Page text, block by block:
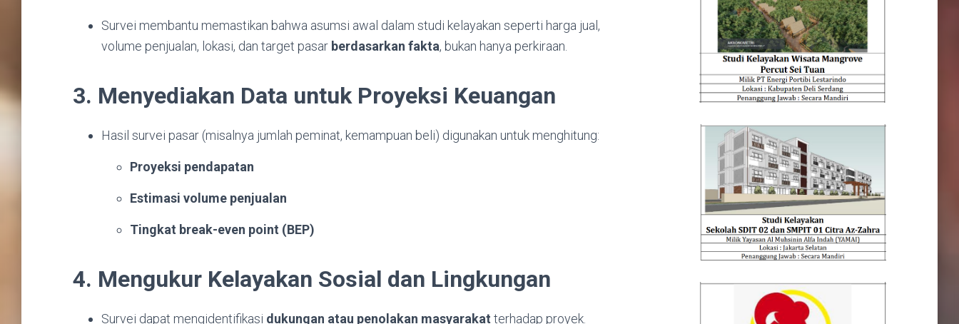
Survei membantu memastikan bahwa asumsi awal dalam studi kelayakan seperti harga jual,
volume penjualan, lokasi, dan target pasar berdasarkan fakta, bukan hanya perkiraan.
3. Menyediakan Data untuk Proyeksi Keuangan
Hasil survei pasar (misalnya jumlah peminat, kemampuan beli) digunakan untuk menghitung:
Proyeksi pendapatan
Estimasi volume penjualan
Tingkat break-even point (BEP)
4. Mengukur Kelayakan Sosial dan Lingkungan
Survei dapat mengidentifikasi dukungan atau penolakan masyarakat terhadap proyek.